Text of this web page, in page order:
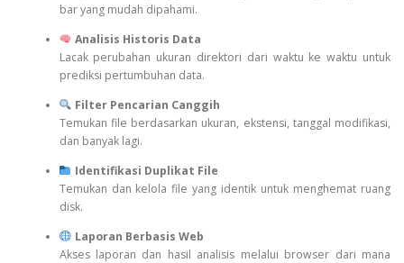
bar yang mudah dipahami.
Analisis Historis Data
Lacak perubahan ukuran direktori dari waktu ke waktu untuk
prediksi pertumbuhan data.
Filter Pencarian Canggih
Temukan file berdasarkan ukuran, ekstensi, tanggal modifikasi,
dan banyak lagi.
Identifikasi Duplikat File
Temukan dan kelola file yang identik untuk menghemat ruang
disk.
Laporan Berbasis Web
Akses laporan dan hasil analisis melalui browser dari mana